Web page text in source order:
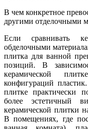
В чем конкретное
другими отделочными
Если сравнивать
обделочными
плитка для ванной
позиций. В
керамической
конфигураций
плитке практически
более эстетичный
керамической плитки
В помещениях, где